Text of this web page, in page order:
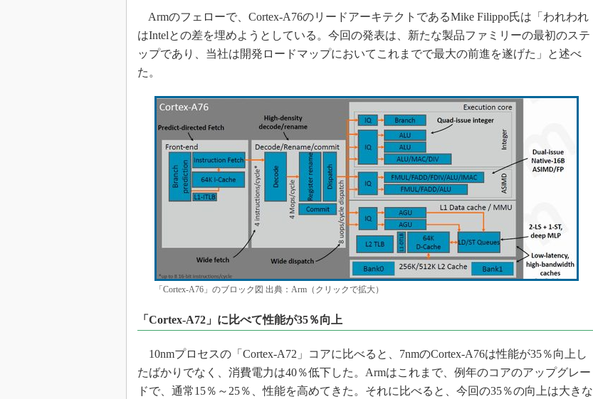
Armのフェローで、Cortex-A76のリードアーキテクトであるMike Filippo氏は「われわれ
はIntelとの差を埋めようとしている。今回の発表は、新たな製品ファミリーの最初のステ
ップであり、当社は開発ロードマップにおいてこれまでで最大の前進を遂げた」と述べ
た。
「Cortex-A76」のブロック図 出典：Arm（クリックで拡大）
「Cortex-A72」に比べて性能が35％向上
10nmプロセスの「Cortex-A72」コアに比べると、7nmのCortex-A76は性能が35％向上し
たばかりでなく、消費電力は40％低下した。Armはこれまで、例年のコアのアップグレー
ドで、通常15％～25％、性能を高めてきた。それに比べると、今回の35％の向上は大きな